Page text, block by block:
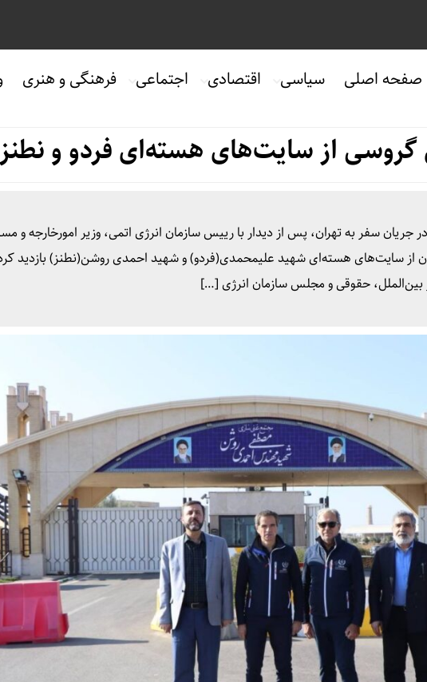
صفحه اصلی سیاسی اقتصادی اجتماعی فرهنگی و هنری
گروسی از سایت‌های هسته‌ای فردو و نطنز
جریان سفر به تهران، پس از دیدار با رییس سازمان انرژی اتمی، وزیر امورخارجه و
جمهور ایران، امروز جمعه ۲۵ آبان از سایت‌های هسته‌ای شهید علیمحمدی‌(فردو) و شهید احمدی روشن‌(نطنز)
بین‌الملل، حقوقی و مجلس سازمان انرژی […]